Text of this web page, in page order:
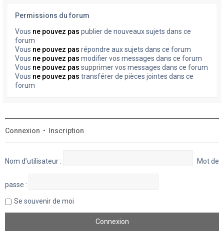
Permissions du forum
Vous ne pouvez pas publier de nouveaux sujets dans ce
forum
Vous ne pouvez pas répondre aux sujets dans ce forum
Vous ne pouvez pas modifier vos messages dans ce forum
Vous ne pouvez pas supprimer vos messages dans ce forum
Vous ne pouvez pas transférer de pièces jointes dans ce
forum
Connexion • Inscription
Nom d’utilisateur : Mot de
passe :
Se souvenir de moi